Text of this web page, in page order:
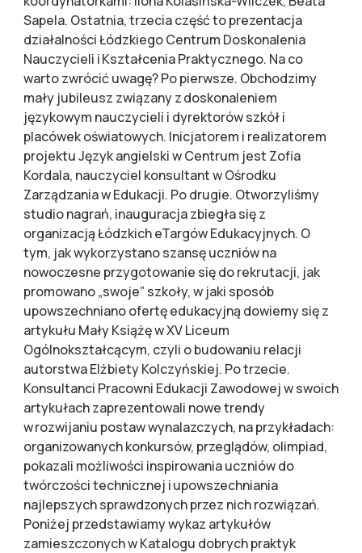
Sapela. Ostatnia, trzecia część to prezentacja
działalności Łódzkiego Centrum Doskonalenia
Nauczycieli i Kształcenia Praktycznego. Na co
warto zwrócić uwagę? Po pierwsze. Obchodzimy
mały jubileusz związany z doskonaleniem
językowym nauczycieli i dyrektorów szkół i
placówek oświatowych. Inicjatorem i realizatorem
projektu Język angielski w Centrum jest Zofia
Kordala, nauczyciel konsultant w Ośrodku
Zarządzania w Edukacji. Po drugie. Otworzyliśmy
studio nagrań, inauguracja zbiegła się z
organizacją Łódzkich eTargów Edukacyjnych. O
tym, jak wykorzystano szansę uczniów na
nowoczesne przygotowanie się do rekrutacji, jak
promowano „swoje” szkoły, w jaki sposób
upowszechniano ofertę edukacyjną dowiemy się z
artykułu Mały Książę w XV Liceum
Ogólnokształcącym, czyli o budowaniu relacji
autorstwa Elżbiety Kolczyńskiej. Po trzecie.
Konsultanci Pracowni Edukacji Zawodowej w swoich
artykułach zaprezentowali nowe trendy
w rozwijaniu postaw wynalazczych, na przykładach:
organizowanych konkursów, przeglądów, olimpiad,
pokazali możliwości inspirowania uczniów do
twórczości technicznej i upowszechniania
najlepszych sprawdzonych przez nich rozwiązań.
Poniżej przedstawiamy wykaz artykułów
zamieszczonych w Katalogu dobrych praktyk